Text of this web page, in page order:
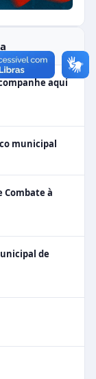
aqui
municipal
Combate à
de